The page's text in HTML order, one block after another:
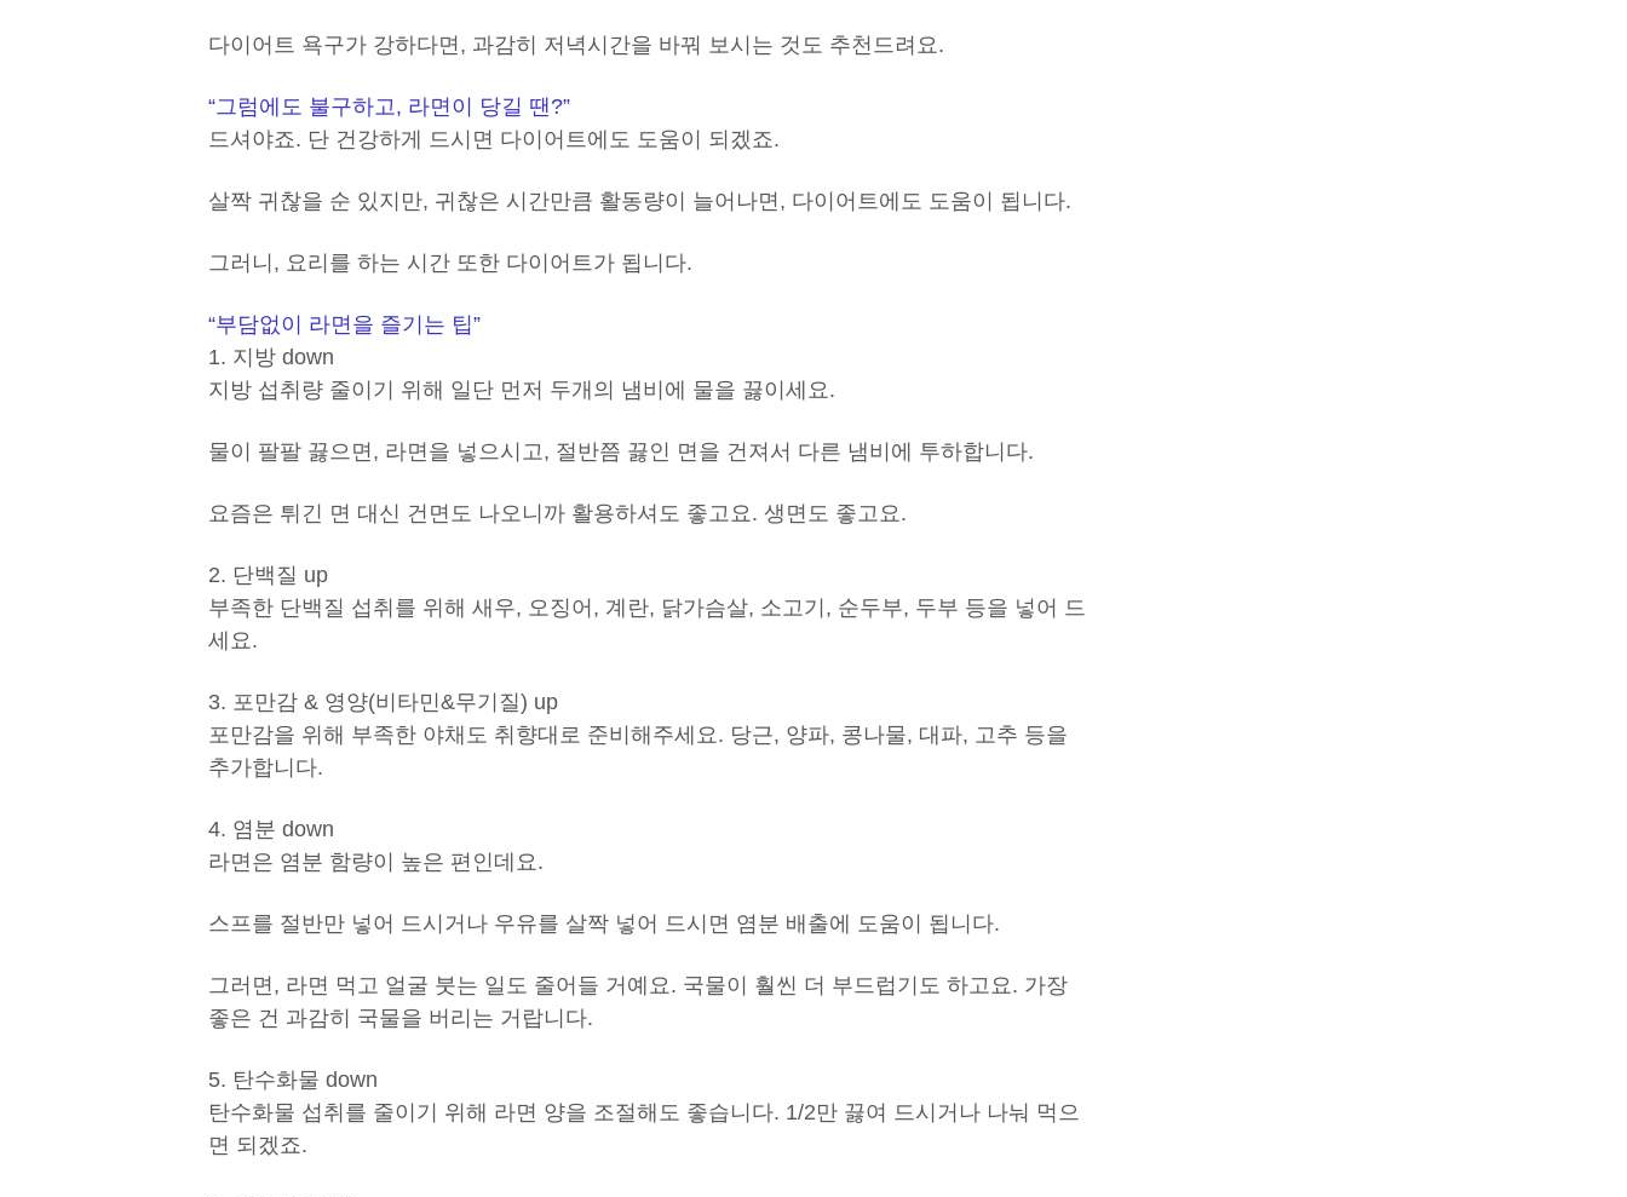
다이어트 욕구가 강하다면, 과감히 저녁시간을 바꿔 보시는 것도 추천드려요.
“그럼에도 불구하고, 라면이 당길 땐?”
드셔야죠. 단 건강하게 드시면 다이어트에도 도움이 되겠죠.
살짝 귀찮을 순 있지만, 귀찮은 시간만큼 활동량이 늘어나면, 다이어트에도 도움이 됩니다.
그러니, 요리를 하는 시간 또한 다이어트가 됩니다.
“부담없이 라면을 즐기는 팁”
1. 지방 down
지방 섭취량 줄이기 위해 일단 먼저 두개의 냄비에 물을 끓이세요.
물이 팔팔 끓으면, 라면을 넣으시고, 절반쯤 끓인 면을 건져서 다른 냄비에 투하합니다.
요즘은 튀긴 면 대신 건면도 나오니까 활용하셔도 좋고요. 생면도 좋고요.
2. 단백질 up
부족한 단백질 섭취를 위해 새우, 오징어, 계란, 닭가슴살, 소고기, 순두부, 두부 등을 넣어 드
세요.
3. 포만감 & 영양(비타민&무기질) up
포만감을 위해 부족한 야채도 취향대로 준비해주세요. 당근, 양파, 콩나물, 대파, 고추 등을
추가합니다.
4. 염분 down
라면은 염분 함량이 높은 편인데요.
스프를 절반만 넣어 드시거나 우유를 살짝 넣어 드시면 염분 배출에 도움이 됩니다.
그러면, 라면 먹고 얼굴 붓는 일도 줄어들 거예요. 국물이 훨씬 더 부드럽기도 하고요. 가장
좋은 건 과감히 국물을 버리는 거랍니다.
5. 탄수화물 down
탄수화물 섭취를 줄이기 위해 라면 양을 조절해도 좋습니다. 1/2만 끓여 드시거나 나눠 먹으
면 되겠죠.